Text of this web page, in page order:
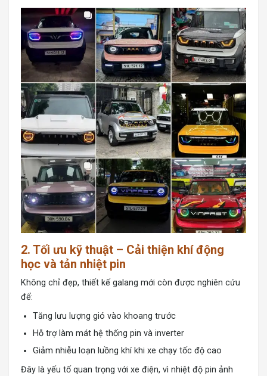
2. Tối ưu kỹ thuật – Cải thiện khí động
học và tản nhiệt pin
Không chỉ đẹp, thiết kế galang mới còn được nghiên cứu
để:
Tăng lưu lượng gió vào khoang trước
Hỗ trợ làm mát hệ thống pin và inverter
Giảm nhiễu loạn luồng khí khi xe chạy tốc độ cao
Đây là yếu tố quan trọng với xe điện, vì nhiệt độ pin ảnh